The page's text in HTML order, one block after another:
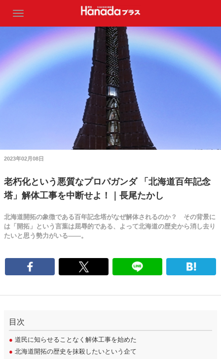
2023年02月08日
老朽化という悪質なプロパガンダ 「北海道百年記念
塔」解体工事を中断せよ！｜長尾たかし
北海道開拓の象徴である百年記念塔がなぜ解体されるのか？ その背景に
は「開拓」という言葉は屈辱的である、よって北海道の歴史から消し去り
たいと思う勢力がいる――。
目次
● 道民に知らせることなく解体工事を始めた
● 北海道開拓の歴史を抹殺したいという企て